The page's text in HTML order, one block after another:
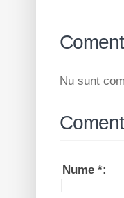
Nu sunt
Nume *: